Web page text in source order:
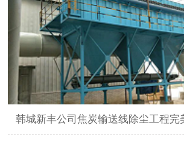
韩城新丰公司焦炭输送线除尘工程完